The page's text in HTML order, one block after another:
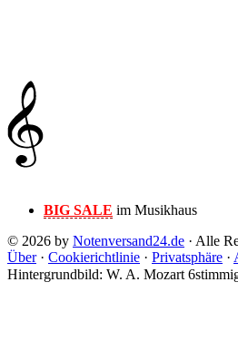
BIG SALE im Musikhaus
© 2026 by Notenversand24.de · Alle
Über· Cookierichtlinie · Privatsphäre ·
Hintergrundbild: W. A. Mozart